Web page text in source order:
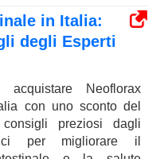
in Italia:
degli Esperti
acquistare Neoflorax
con uno sconto del
preziosi dagli
per migliorare il